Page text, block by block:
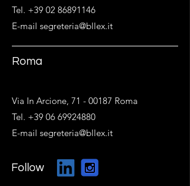
Tel. +39 02 86891146
E-mail segreteria@bllex.it
Roma
Via In Arcione, 71 - 00187 Roma
Tel. +39 06 69924880
E-mail segreteria@bllex.it
Follow